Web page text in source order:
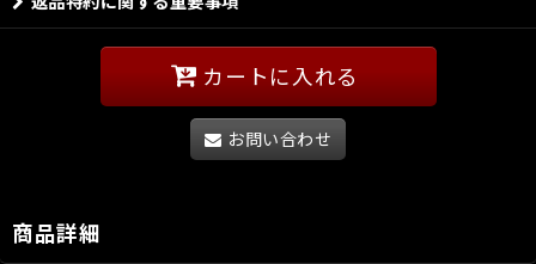
カートに入れる
お問い合わせ
商品詳細